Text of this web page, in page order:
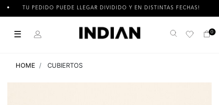
TU PEDIDO PUEDE LLEGAR DIVIDIDO Y EN DISTINTAS FECHAS!
☰ Buscar 0
HOME CUBIERTOS